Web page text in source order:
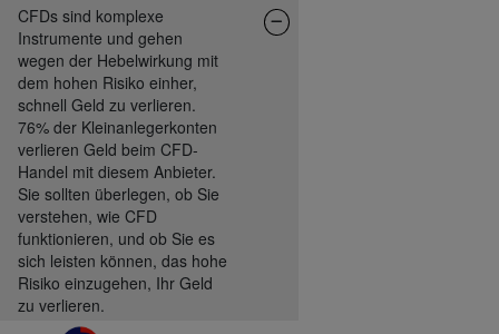
CFDs sind komplexe
Instrumente und gehen
wegen der Hebelwirkung mit
dem hohen Risiko einher,
schnell Geld zu verlieren.
76% der Kleinanlegerkonten
verlieren Geld beim CFD-
Handel mit diesem Anbieter.
Sie sollten überlegen, ob Sie
verstehen, wie CFD
funktionieren, und ob Sie es
sich leisten können, das hohe
Risiko einzugehen, Ihr Geld
zu verlieren.